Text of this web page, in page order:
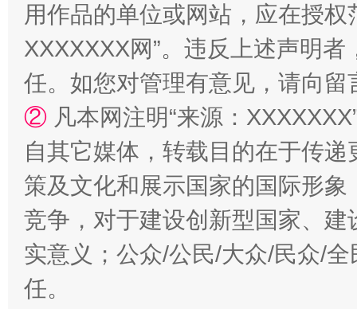
国家大学科技园优化重塑工作
用作品的单位或网站，应在授
XXXXXXX网”。违反上述声明
任。如您对管理有意见，请向
② 凡本网注明“来源：
自其它媒体，转载目的在于传
策及文化和展示国家的国际形
竞争，对于建设创新型国家、
实意义；公众/公民/大众/民众/
任。